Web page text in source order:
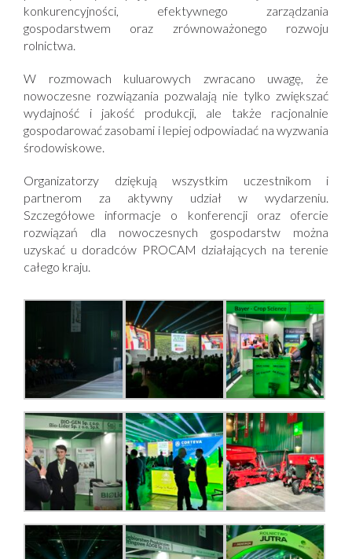
konkurencyjności, efektywnego zarządzania
gospodarstwem oraz zrównoważonego rozwoju
rolnictwa.
W rozmowach kuluarowych zwracano uwagę, że
nowoczesne rozwiązania pozwalają nie tylko zwiększać
wydajność i jakość produkcji, ale także racjonalnie
gospodarować zasobami i lepiej odpowiadać na wyzwania
środowiskowe.
Organizatorzy dziękują wszystkim uczestnikom i
partnerom za aktywny udział w wydarzeniu.
Szczegółowe informacje o konferencji oraz ofercie
rozwiązań dla nowoczesnych gospodarstw można
uzyskać u doradców PROCAM działających na terenie
całego kraju.